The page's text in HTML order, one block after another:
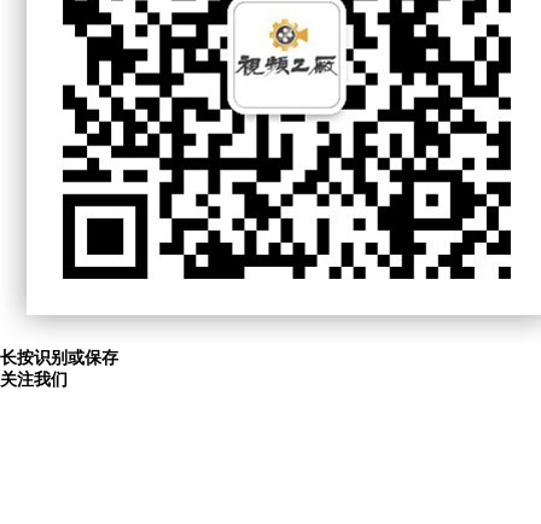
长按识别或保存
关注我们